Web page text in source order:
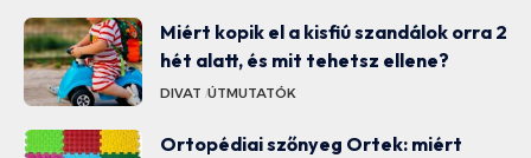
Miért kopik el a kisfiú szandálok orra 2
hét alatt, és mit tehetsz ellene?
DIVAT ÚTMUTATÓK
Ortopédiai szőnyeg Ortek: miért